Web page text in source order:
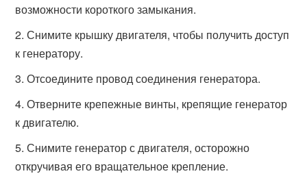
возможности короткого замыкания.
Снимите крышку двигателя, чтобы получить доступ
к генератору.
Отсоедините провод соединения генератора.
Отверните крепежные винты, крепящие генератор
к двигателю.
Снимите генератор с двигателя, осторожно
откручивая его вращательное крепление.